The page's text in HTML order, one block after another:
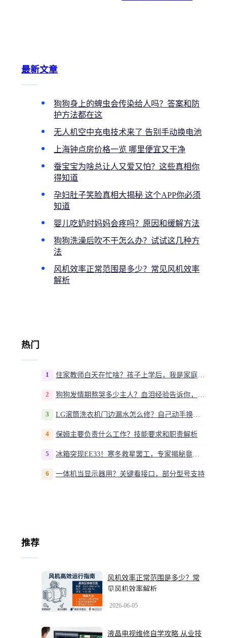
最新文章
狗狗身上的蜱虫会传染给人吗？答案和防
护方法都在这
无人机空中充电技术来了 告别手动换电池
上海钟点房价格一览 哪里便宜又干净
蚕宝宝为啥总让人又爱又怕？这些真相你
得知道
孕妇肚子笑脸真相大揭秘 这个APP你必须
知道
婴儿吃奶时妈妈会疼吗？原因和缓解方法
狗狗洗澡后吹不干怎么办？试试这几种方
法
风机效率正常范围是多少？常见风机效率
解析
热门
1 住家教师白天在忙啥？孩子上学后，我是家庭运营官
2
3 LG滚筒洗衣机门边漏水怎么修？自己动手换密封圈教程视频
4 保姆主要负责什么工作？技能要求和职责解析
5 冰箱突现EE33！寒冬救星罢工，专家揭秘竟是无解故障？
6 一体机当显示器用？关键看接口，部分型号支持
推荐
风机效率正常范围是多少？常
见风机效率解析
2026-06-05
液晶电视维修自学攻略 从业技